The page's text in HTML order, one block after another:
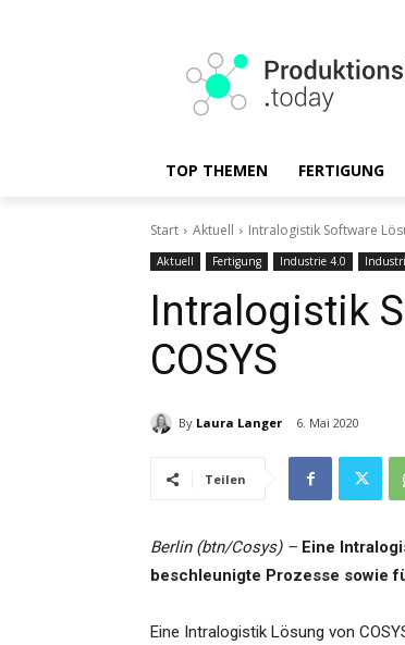
TOP THEMEN FERTIGUNG
Start Aktuell Intralogistik Software
Aktuell Fertigung Industrie 4.0
Intralogistik
COSYS
By Laura Langer 6. Mai 2020
Teilen
Berlin (btn/Cosys) – Eine
beschleunigte Prozesse sowie
Eine Intralogistik Lösung von